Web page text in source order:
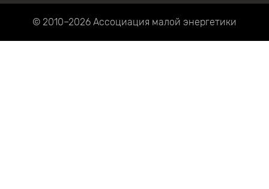
© 2010–2026 Ассоциация малой энергетики